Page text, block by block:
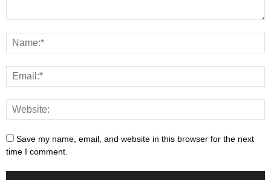
Save my name, email, and website in this browser for the next
time I comment.